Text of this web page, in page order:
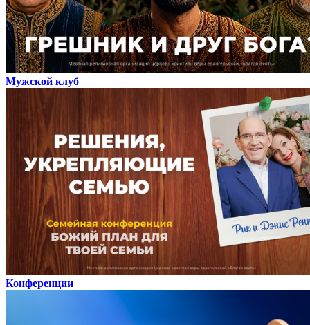
Мужской клуб
Конференции